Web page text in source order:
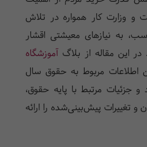
و وزارت کار همواره در تلاش
به نیازهای معیشتی اقشار
این مقاله از بلاگآموزشگاه
اطلاعات مربوط به حقوق سال
و جزئیات مرتبط با پایه حقوق،
و تغییرات پیش‌بینی‌شده را ارائه